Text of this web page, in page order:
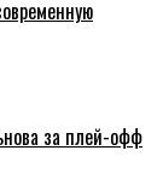
за плей-офф